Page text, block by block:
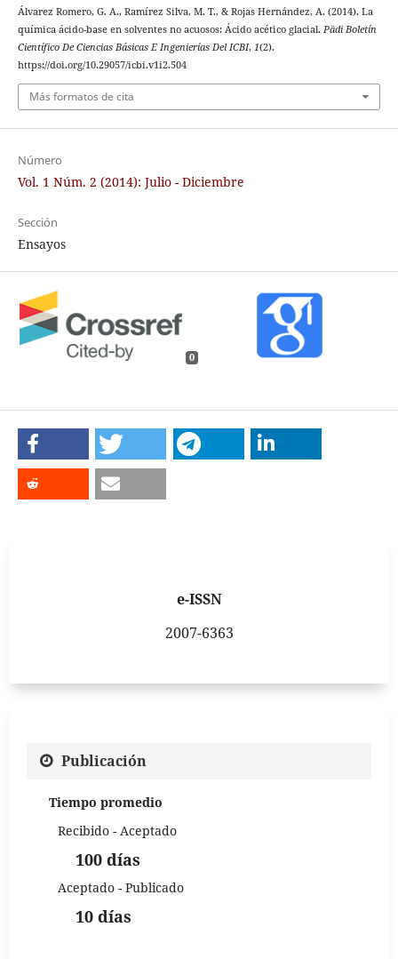
Álvarez Romero, G. A., Ramírez Silva, M. T., & Rojas Hernández, A. (2014). La
química ácido-base en solventes no acuosos: Ácido acético glacial. Pädi Boletín
Científico De Ciencias Básicas E Ingenierías Del ICBI, 1(2).
https://doi.org/10.29057/icbi.v1i2.504
Más formatos de cita
Número
Vol. 1 Núm. 2 (2014): Julio - Diciembre
Sección
Ensayos
0
e-ISSN
2007-6363
Publicación
Tiempo promedio
Recibido - Aceptado
100 días
Aceptado - Publicado
10 días